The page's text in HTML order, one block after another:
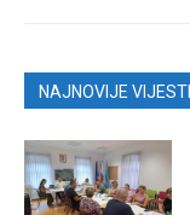
NAJNOVIJE VIJESTI